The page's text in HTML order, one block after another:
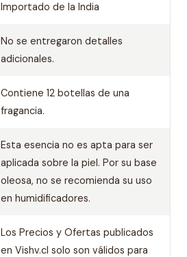
Importado de la India
No se entregaron detalles
adicionales.
Contiene 12 botellas de una
fragancia.
Esta esencia no es apta para ser
aplicada sobre la piel. Por su base
oleosa, no se recomienda su uso
en humidificadores.
Los Precios y Ofertas publicados
en Vishv.cl solo son válidos para